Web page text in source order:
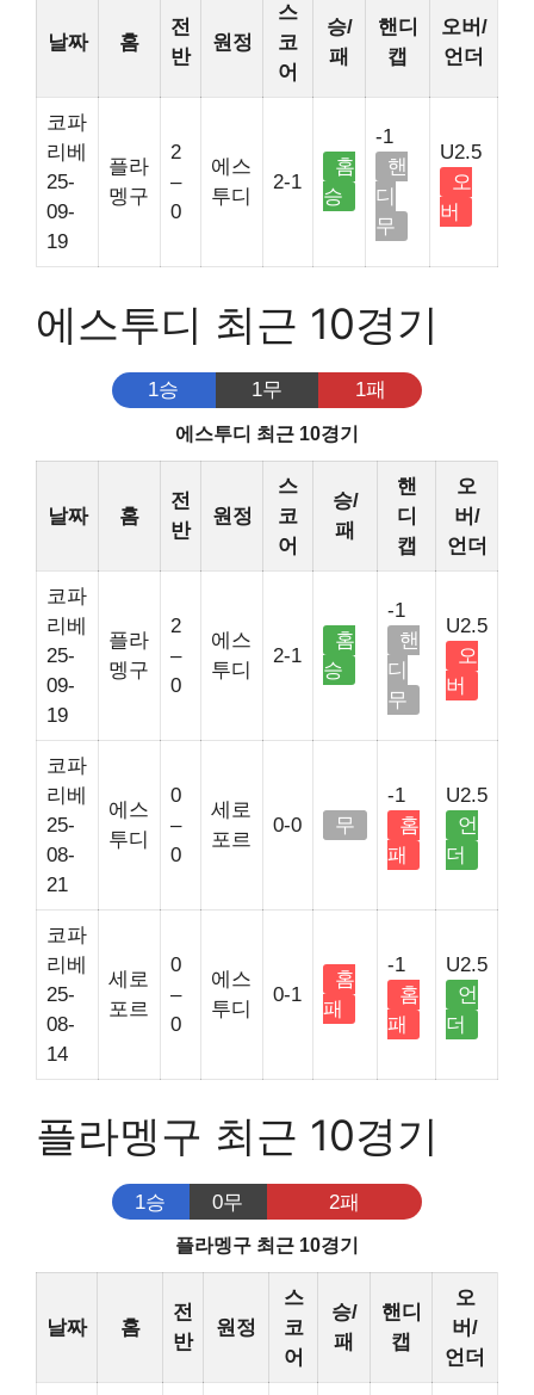
날짜 홈
전
반
원정
스
코
어
승/
패
핸디
캡
오버/
언더
코파
리베
25-
09-
19
플라
멩구
2
–
0
에스
투디
2-1
홈
승
-1
핸
디
무
U2.5
오
버
에스투디 최근 10경기
1승 1무 1패
에스투디 최근 10경기
날짜 홈
전
반
원정
스
코
어
승/
패
핸
디
캡
오
버/
언더
코파
리베
25-
09-
19
플라
멩구
2
–
0
에스
투디
2-1
홈
승
-1
핸
디
무
U2.5
오
버
코파
리베
25-
08-
21
에스
투디
0
–
0
세로
포르
0-0 무
-1
홈
패
U2.5
언
더
코파
리베
25-
08-
14
세로
포르
0
–
0
에스
투디
0-1
홈
패
-1
홈
패
U2.5
언
더
플라멩구 최근 10경기
1승 0무 2패
플라멩구 최근 10경기
날짜 홈
전
반
원정
스
코
어
승/
패
핸디
캡
오
버/
언더